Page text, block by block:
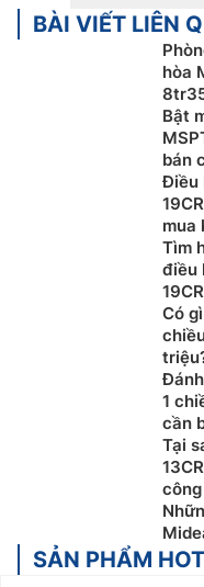
thuật có chuyên môn
cung cấp cho khách
nói chung và máy
điều
kế tinh tế dễ dàng
thất khác nhau. Bên
các sản phẩm điều
mới như: Công nghệ
khí… Mang đến sự
Phân loại các
Điều hòa Midea giá rẻ
và tính năng, phù
sử dụng khác nhau.
bạn lựa chọn mẫu
Điều hòa Midea
phù hợp với những
phòng ngủ, phòng
BÀI VIẾT LIÊN
hòa
Bật
bán
Điều
mua
Tìm
điều
Có
1
cần
Tại
SẢN PHẨM HOT